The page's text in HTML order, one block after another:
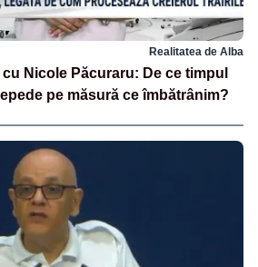
Realitatea de Alba
Nicole Păcuraru: De ce timpul
pe măsură ce îmbătrânim?